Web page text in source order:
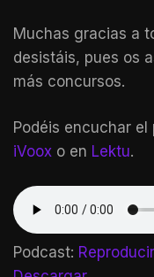
Muchas gracias a
desistáis, pues os
más concursos.
Podéis encuchar el
iVoox o en Lektu.
Podcast: